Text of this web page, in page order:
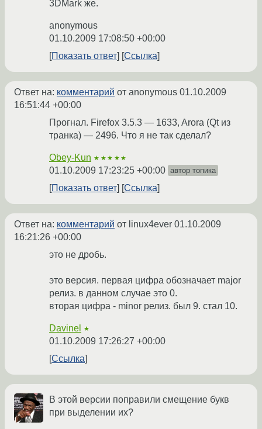
3DMark же.
anonymous
01.10.2009 17:08:50 +00:00
Показать ответ
Ссылка
Ответ на: комментарий от anonymous 01.10.2009
16:51:44 +00:00
Прогнал. Firefox 3.5.3 — 1633, Arora (Qt из
транка) — 2496. Что я не так сделал?
Obey-Kun ★★★★★
01.10.2009 17:23:25 +00:00 автор топика
Показать ответ Ссылка
Ответ на: комментарий от linux4ever 01.10.2009
16:21:26 +00:00
это не дробь.
это версия. первая цифра обозначает major
релиз. в данном случае это 0.
вторая цифра - minor релиз. был 9. стал 10.
Davinel ★
01.10.2009 17:26:27 +00:00
Ссылка
В этой версии поправили смещение букв
при выделении их?